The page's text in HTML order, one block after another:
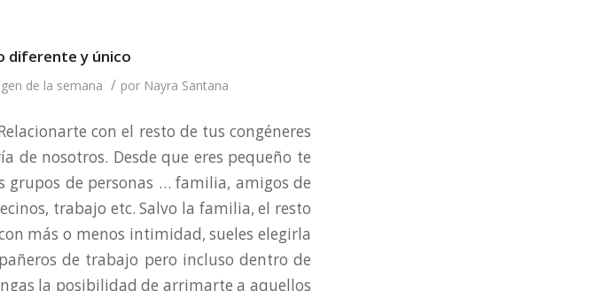
diferente y único
de la semana / por Nayra Santana
con el resto de tus congéneres
de nosotros. Desde que eres pequeño te
grupos de personas … familia, amigos de
trabajo etc. Salvo la familia, el resto
más o menos intimidad, sueles elegirla
de trabajo pero incluso dentro de
la posibilidad de arrimarte a aquellos